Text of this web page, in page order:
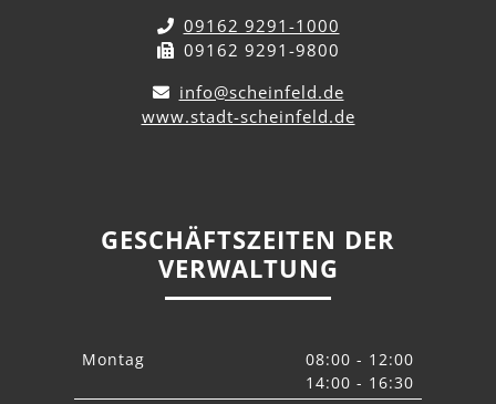
09162 9291-1000
09162 9291-9800
info@scheinfeld.de
www.stadt-scheinfeld.de
GESCHÄFTSZEITEN DER
VERWALTUNG
Montag
08:00 - 12:00
14:00 - 16:30